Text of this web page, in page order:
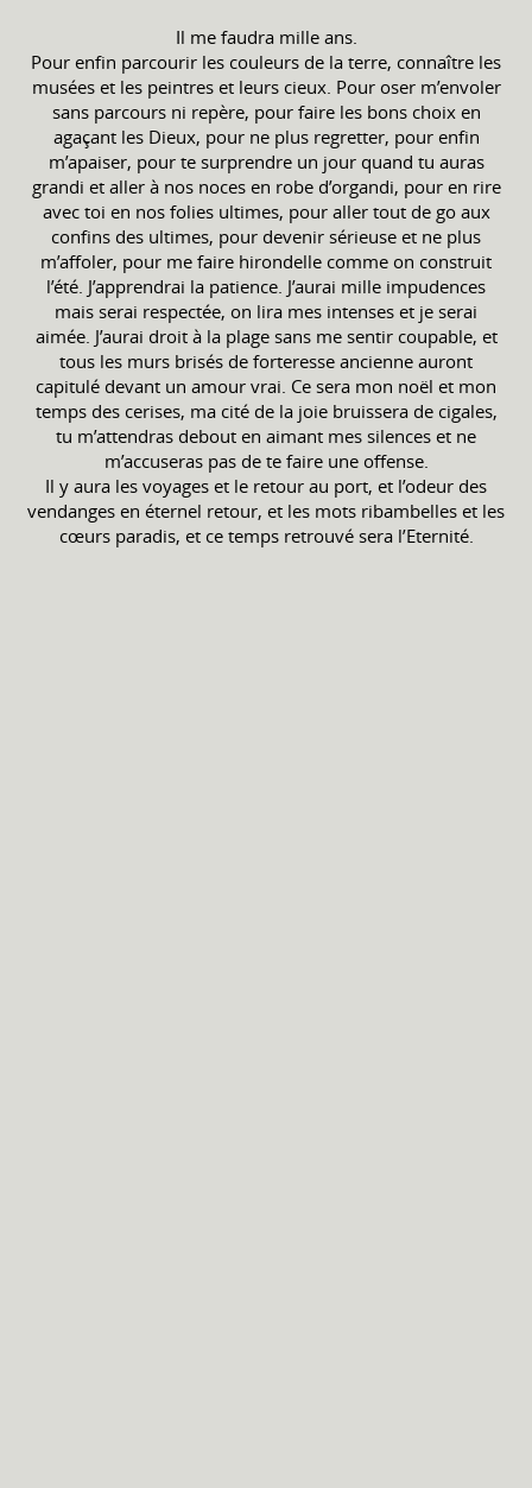
Il me faudra mille ans.
Pour enfin parcourir les couleurs de la terre, connaître les
musées et les peintres et leurs cieux. Pour oser m’envoler
sans parcours ni repère, pour faire les bons choix en
agaçant les Dieux, pour ne plus regretter, pour enfin
m’apaiser, pour te surprendre un jour quand tu auras
grandi et aller à nos noces en robe d’organdi, pour en rire
avec toi en nos folies ultimes, pour aller tout de go aux
confins des ultimes, pour devenir sérieuse et ne plus
m’affoler, pour me faire hirondelle comme on construit
l’été. J’apprendrai la patience. J’aurai mille impudences
mais serai respectée, on lira mes intenses et je serai
aimée. J’aurai droit à la plage sans me sentir coupable, et
tous les murs brisés de forteresse ancienne auront
capitulé devant un amour vrai. Ce sera mon noël et mon
temps des cerises, ma cité de la joie bruissera de cigales,
tu m’attendras debout en aimant mes silences et ne
m’accuseras pas de te faire une offense.
Il y aura les voyages et le retour au port, et l’odeur des
vendanges en éternel retour, et les mots ribambelles et les
cœurs paradis, et ce temps retrouvé sera l’Eternité.